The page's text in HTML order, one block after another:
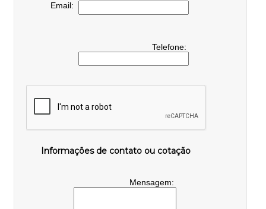
Email:
Telefone:
Informações de contato ou cotação
Mensagem: